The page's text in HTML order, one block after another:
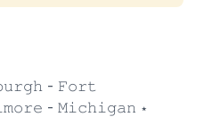
- 𝙵𝚘𝚛𝚝
- 𝙼𝚒𝚌𝚑𝚒𝚐𝚊𝚗 ⋆